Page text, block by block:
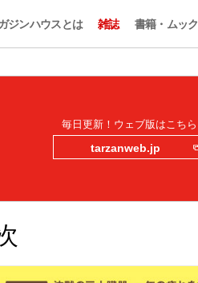
ジンハウスとは 雑誌 書籍・ムック
毎日更新！ウェブ版はこちら
tarzanweb.jp